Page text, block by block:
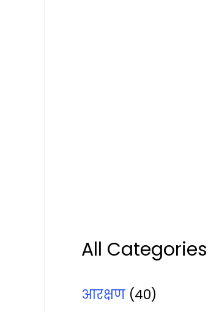
All Categories
आरक्षण (40)